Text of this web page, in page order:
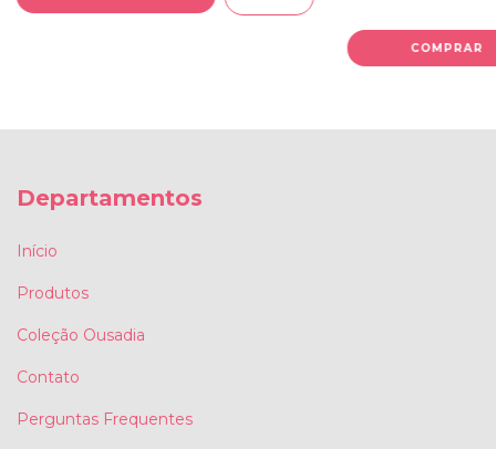
COMPRAR
Departamentos
Início
Produtos
Coleção Ousadia
Contato
Perguntas Frequentes